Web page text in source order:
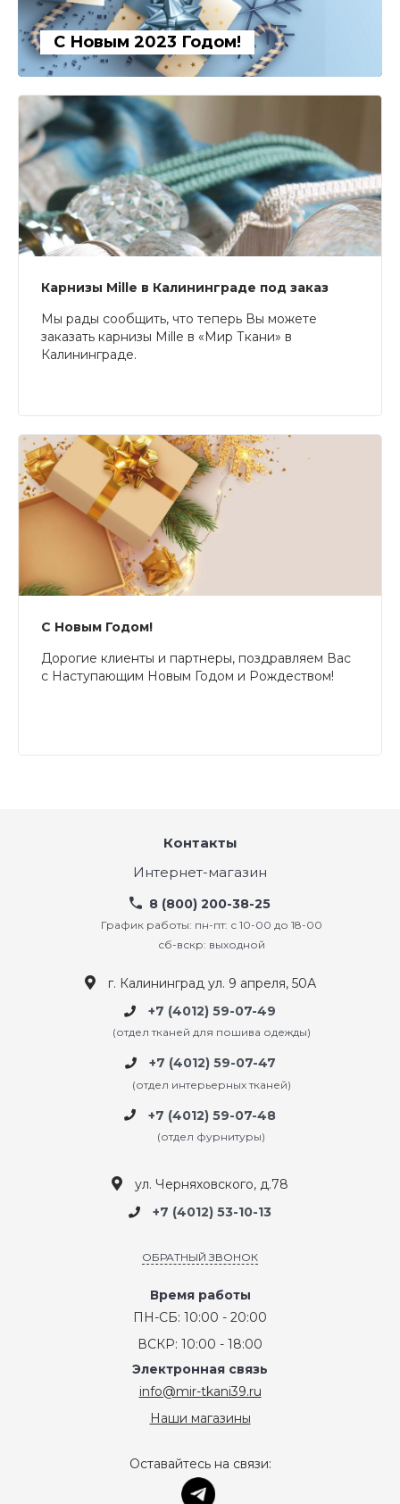
С Новым 2023 Годом!
Карнизы Mille в Калининграде под заказ
Мы рады сообщить, что теперь Вы можете
заказать карнизы Mille в «Мир Ткани» в
Калининграде.
С Новым Годом!
Дорогие клиенты и партнеры, поздравляем Вас
с Наступающим Новым Годом и Рождеством!
Контакты
Интернет-магазин
8 (800) 200-38-25
График работы: пн-пт: с 10-00 до 18-00
сб-вскр: выходной
г. Калининград ул. 9 апреля, 50А
+7 (4012) 59-07-49
(отдел тканей для пошива одежды)
+7 (4012) 59-07-47
(отдел интерьерных тканей)
+7 (4012) 59-07-48
(отдел фурнитуры)
ул. Черняховского, д.78
+7 (4012) 53-10-13
ОБРАТНЫЙ ЗВОНОК
Время работы
ПН-СБ: 10:00 - 20:00
ВСКР: 10:00 - 18:00
Электронная связь
info@mir-tkani39.ru
Наши магазины
Оставайтесь на связи: